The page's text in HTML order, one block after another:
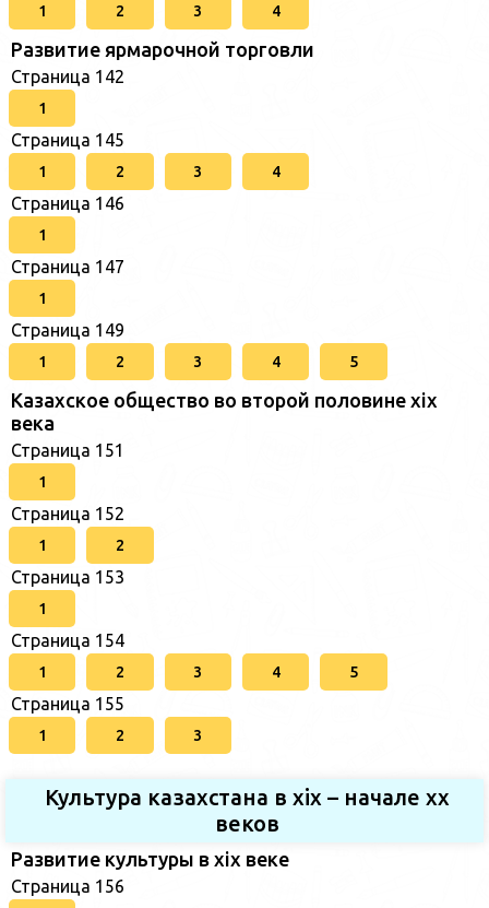
1 2 3 4
Развитие ярмарочной торговли
Страница 142
1
Страница 145
1 2 3 4
Страница 146
1
Страница 147
1
Страница 149
1 2 3 4 5
Казахское общество во второй половине хіх
века
Страница 151
1
Страница 152
1 2
Страница 153
1
Страница 154
1 2 3 4 5
Страница 155
1 2 3
Культура казахстана в xix – начале хх
веков
Развитие культуры в xix веке
Страница 156